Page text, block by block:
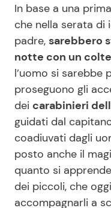
In base a una
che nella serata di
padre, sarebbero
notte con un
l’uomo si sarebbe
proseguono gli
dei carabinieri
guidati dal
coadiuvati dagli
posto anche il
quanto si
dei piccoli, che
accompagnarli a